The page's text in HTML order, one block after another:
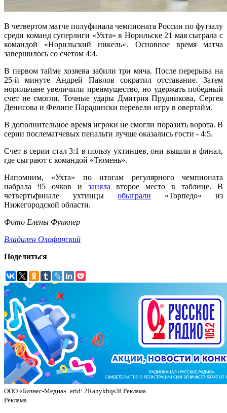
В четвертом матче полуфинала чемпионата России по футзалу
среди команд суперлиги «Ухта» в Норильске 21 мая сыграла с
командой «Норильский никель». Основное время матча
завершилось со счетом 4:4.
В первом тайме хозяева забили три мяча. После перерыва на
25-й минуте Андрей Павлов сократил отставание. Затем
норильчане увеличили преимущество, но удержать победный
счет не смогли. Точные удары Дмитрия Прудникова, Сергея
Денисова и Фелипе Парадински перевели игру в овертайм.
В дополнительное время игроки не смогли поразить ворота. В
серии послематчевых пенальти лучше оказались гости - 4:5.
Счет в серии стал 3:1 в пользу ухтинцев, они вышли в финал,
где сыграют с командой «Тюмень».
Напомним, «Ухта» по итогам регулярного чемпионата
набрала 95 очков и заняла второе место в таблице. В
четвертьфинале ухтинцы обыграли «Торпедо» из
Нижегородской области.
Фото Елены Функнер
Владилен Олофинский
Поделиться
ООО «Бизнес-Медиа». erid: 2Ranykhqs3f Реклама.
Реклама.